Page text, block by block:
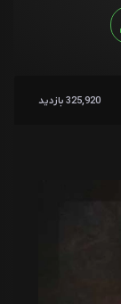
325,920 بازدید